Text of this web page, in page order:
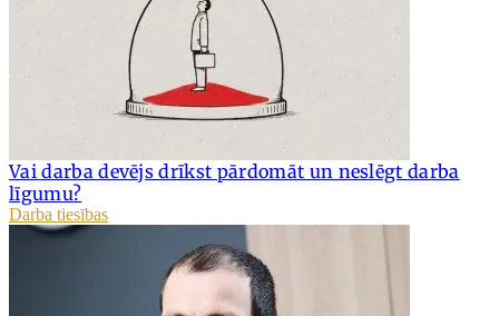
Vai darba devējs drīkst pārdomāt un neslēgt darba
līgumu?
Darba tiesības